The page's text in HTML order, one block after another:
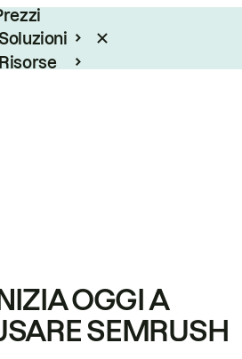
Risorse
INIZIA OGGI A
SEMRUSH